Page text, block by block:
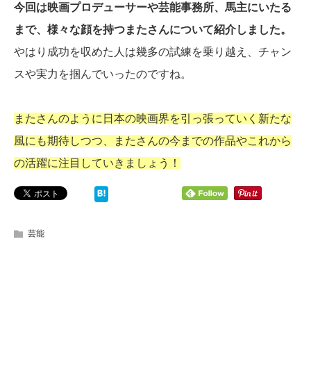
今回は映画プロデューサーや芸能事務所、馬主にいたる
まで、様々な顔を持つまたさんについて紹介しました。
やはり成功を収めた人は幾多の試練を乗り越え、チャン
スや実力を掴んでいったのですね。
またさんのように日本の映画界を引っ張っていく新たな
風にも期待しつつ、またさんの今までの作品やこれから
の活躍に注目していきましょう！
芸能